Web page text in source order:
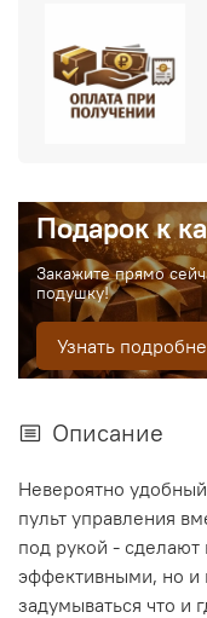
Подарок к
Закажите прямо
подушку!
Узнать
Описание
Невероятно
пульт управления
под рукой -
эффективными, но и
задумываться что и